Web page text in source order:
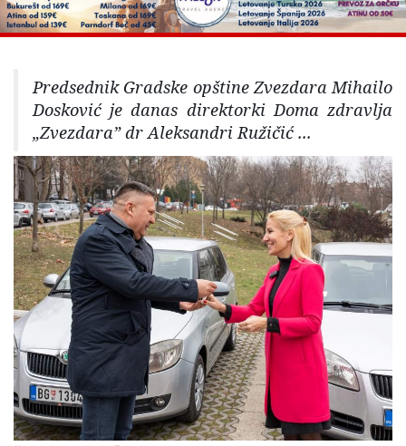
Predsednik Gradske opštine Zvezdara Mihailo
Dosković je danas direktorki Doma zdravlja
„Zvezdara” dr Aleksandri Ružičić ...